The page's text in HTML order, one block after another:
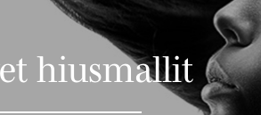
hiusmallit